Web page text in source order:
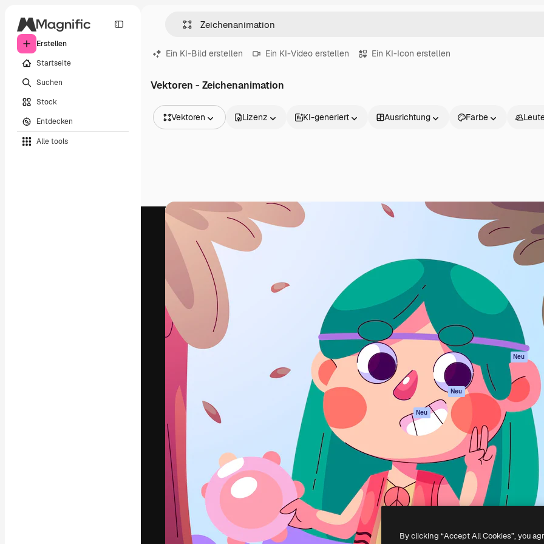
Erstellen
Startseite
Suchen
Stock
Entdecken
Alle tools
Ein KI-Bild erstellen Ein KI-Video erstellen Ein KI-Icon erstellen
Vektoren - Zeichenanimation
Vektoren
Videos
Filmmaterial
Motion Graphics
Videovorlagen
3D-Modelle
Schriftarten
Lizenz KI-generiert Ausrichtung Farbe
Die kreative Plattform, um deine beste
Arbeit zu verwirklichen. Mehr als 1 Million
Abonnenten unter Kreativen, Unternehmen,
Agenturen und Studios.
Produkte
KI-Assistent
KI-Bildgenerator
KI-Videogenerator
KI-
Stimmengenerator
Stock-Inhalte
MCP für
Claude/ChatGPT
Neu
Agenten Neu
Alle Magnific-Tools
Loslegen
Academy
Dokumentation
Support
Neu
Cookie-Richtlinie
Vertrauenszentrum
Partner
Unternehmen
Copyright © 2010- 2026 Freepik Company S.L.U. Alle Rechte vorbehalten
By clicking “Accept All Cookies”, you